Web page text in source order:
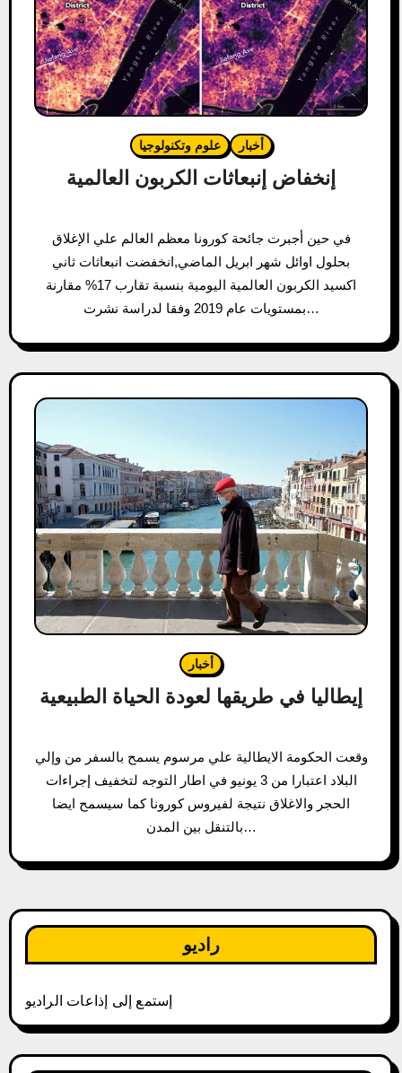
علوم وتكنولوجيا أخبار
إنخفاض إنبعاثات الكربون العالمية
في حين أجبرت جائحة كورونا معظم العالم علي الإغلاق
بحلول اوائل شهر ابريل الماضي,انخفضت انبعاثات ثاني
اكسيد الكربون العالمية اليومية بنسبة تقارب 17% مقارنة
بمستويات عام 2019 وفقا لدراسة نشرت…
أخبار
إيطاليا في طريقها لعودة الحياة الطبيعية
وقعت الحكومة الايطالية علي مرسوم يسمح بالسفر من وإلي
البلاد اعتبارا من 3 يونيو في اطار التوجه لتخفيف إجراءات
الحجر والاغلاق نتيجة لفيروس كورونا كما سيسمح ايضا
بالتنقل بين المدن…
راديو
إستمع إلى إذاعات الراديو